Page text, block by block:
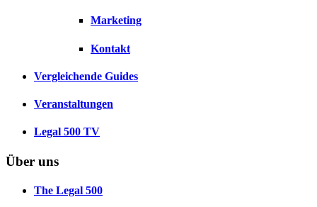
Marketing
Kontakt
Vergleichende Guides
Veranstaltungen
Legal 500 TV
Über uns
The Legal 500